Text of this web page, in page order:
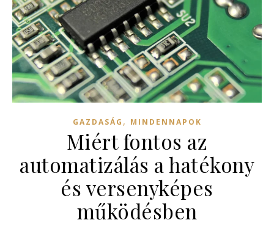
GAZDASÁG , MINDENNAPOK
Miért fontos az
automatizálás a hatékony
és versenyképes
működésben